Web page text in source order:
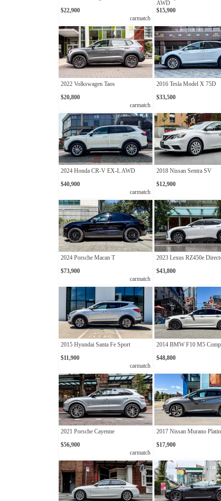
$22,900
carmatch
AWD
$15,900
2022 Volkswagen Taos
$20,800
carmatch
2016 Tesla Model X 75D
$33,500
2024 Honda CR-V EX-L AWD
$40,900
carmatch
2018 Nissan Sentra SV
$12,900
2024 Porsche Macan T
$73,900
carmatch
2023 Lexus RZ450e
$43,800
2015 Hyundai Santa Fe Sport
$11,900
carmatch
2014 BMW F10 M5
$48,800
2021 Porsche Cayenne
$56,900
carmatch
2017 Nissan Murano
$17,900